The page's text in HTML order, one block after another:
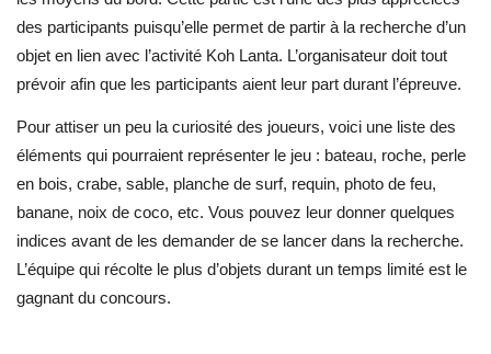
des participants puisqu’elle permet de partir à la recherche d’un
objet en lien avec l’activité Koh Lanta. L’organisateur doit tout
prévoir afin que les participants aient leur part durant l’épreuve.
Pour attiser un peu la curiosité des joueurs, voici une liste des
éléments qui pourraient représenter le jeu : bateau, roche, perle
en bois, crabe, sable, planche de surf, requin, photo de feu,
banane, noix de coco, etc. Vous pouvez leur donner quelques
indices avant de les demander de se lancer dans la recherche.
L’équipe qui récolte le plus d’objets durant un temps limité est le
gagnant du concours.